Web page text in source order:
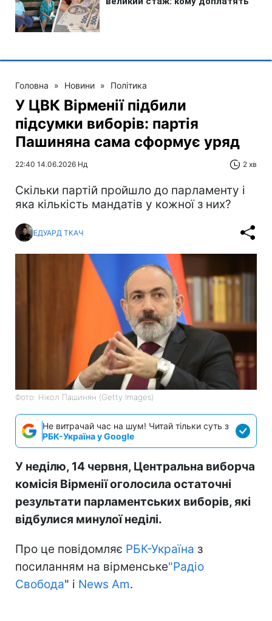
Головна » Новини » Політика
У ЦВК Вірменії підбили
підсумки виборів: партія
Пашиняна сама сформує уряд
22:40 14.06.2026 Нд 2 хв
Скільки партій пройшло до парламенту і
яка кількість мандатів у кожної з них?
ЕДУАРД ТКАЧ
Фото: Нікол Пашинян (Getty Images)
Не витрачай час на шум! Читай тільки суть з
РБК-Україна у Google
У неділю, 14 червня, Центральна виборча
комісія Вірменії оголосила остаточні
результати парламентських виборів, які
відбулися минулої неділі.
Про це повідомляє РБК-Україна з
посиланням на вірменське"Радіо
Свобода" і News Am.